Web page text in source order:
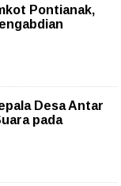
Pontianak,
Desa Antar
pada